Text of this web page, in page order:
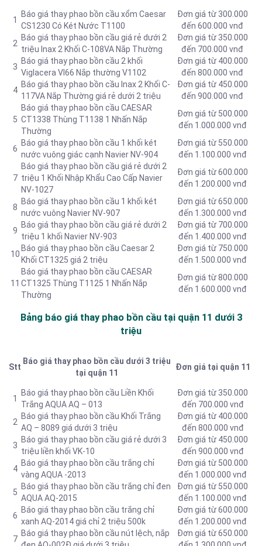
1
Báo giá thay phao bồn cầu xổm Caesar
CS1230 Có Két Nước T1100
Đơn giá từ 300.000
đến 600.000 vnđ
2
Báo giá thay phao bồn cầu giá rẻ dưới 2
triệu Inax 2 Khối C-108VA Nắp Thường
Đơn giá từ 350.000
đến 700.000 vnđ
3
Báo giá thay phao bồn cầu 2 khối
Viglacera VI66 Nắp thường V1102
Đơn giá từ 400.000
đến 800.000 vnđ
4
Báo giá thay phao bồn cầu Inax 2 Khối C-
117VA Nắp Thường giá rẻ dưới 2 triệu
Đơn giá từ 450.000
đến 900.000 vnđ
5
Báo giá thay phao bồn cầu CAESAR
CT1338 Thùng T1138 1 Nhấn Nắp
Thường
Đơn giá từ 500.000
đến 1.000.000 vnđ
6
Báo giá thay phao bồn cầu 1 khối két
nước vuông giác cạnh Navier NV-904
Đơn giá từ 550.000
đến 1.100.000 vnđ
7
Báo giá thay phao bồn cầu giá rẻ dưới 2
triệu 1 Khối Nhập Khẩu Cao Cấp Navier
NV-1027
Đơn giá từ 600.000
đến 1.200.000 vnđ
8
Báo giá thay phao bồn cầu 1 khối két
nước vuông Navier NV-907
Đơn giá từ 650.000
đến 1.300.000 vnđ
9
Báo giá thay phao bồn cầu giá rẻ dưới 2
triệu 1 khối Navier NV-903
Đơn giá từ 700.000
đến 1.400.000 vnđ
10
Báo giá thay phao bồn cầu Caesar 2
Khối CT1325 giá 2 triệu
Đơn giá từ 750.000
đến 1.500.000 vnđ
11
Báo giá thay phao bồn cầu CAESAR
CT1325 Thùng T1125 1 Nhấn Nắp
Thường
Đơn giá từ 800.000
đến 1.600.000 vnđ
Bảng báo giá thay phao bồn cầu tại quận 11 dưới 3
triệu
Stt
Báo giá thay phao bồn cầu dưới 3 triệu
tại quận 11
Đơn giá tại quận 11
1
Báo giá thay phao bồn cầu Liền Khối
Trắng AQUA AQ – 013
Đơn giá từ 350.000
đến 700.000 vnđ
2
Báo giá thay phao bồn cầu Khối Trắng
AQ – 8089 giá dưới 3 triệu
Đơn giá từ 400.000
đến 800.000 vnđ
3
Báo giá thay phao bồn cầu giá rẻ dưới 3
triệu liền khối VK-10
Đơn giá từ 450.000
đến 900.000 vnđ
4
Báo giá thay phao bồn cầu trắng chỉ
vàng AQUA -2013
Đơn giá từ 500.000
đến 1.000.000 vnđ
5
Báo giá thay phao bồn cầu trắng chỉ đen
AQUA AQ-2015
Đơn giá từ 550.000
đến 1.100.000 vnđ
6
Báo giá thay phao bồn cầu trắng chỉ
xanh AQ-2014 giá chỉ 2 triệu 500k
Đơn giá từ 600.000
đến 1.200.000 vnđ
7
Báo giá thay phao bồn cầu nút lệch, nắp
Đơn giá từ 650.000